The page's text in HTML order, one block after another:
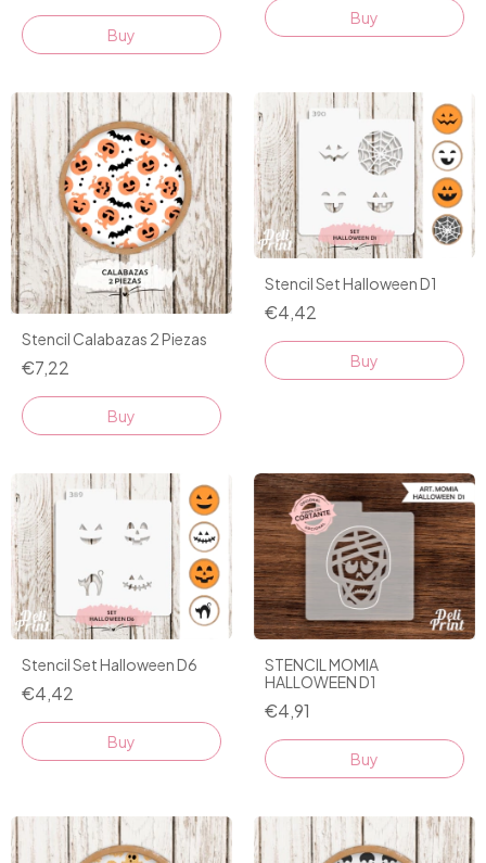
Stencil Calabazas 2 Piezas
€7,22
Stencil Set Halloween D1
€4,42
Stencil Set Halloween D6
€4,42
STENCIL MOMIA
HALLOWEEN D1
€4,91
Buy